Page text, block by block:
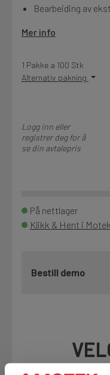
Kampanjer
Bearbeiding av
Mer info
1 Pakke a 100 Stk
Alternativ pakning
Logg inn eller
registrer deg for å
se din avtalepris
På nettlager
Klikk & Hent i
Bestill demo